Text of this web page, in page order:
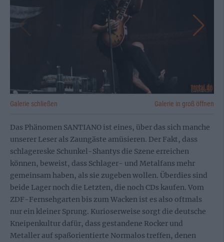
Galerie schließen Galerie in groß öffnen
Das Phänomen SANTIANO ist eines, über das sich manche
unserer Leser als Zaungäste amüsieren. Der Fakt, dass
schlagereske Schunkel-Shantys die Szene erreichen
können, beweist, dass Schlager- und Metalfans mehr
gemeinsam haben, als sie zugeben wollen. Überdies sind
beide Lager noch die Letzten, die noch CDs kaufen. Vom
ZDF-Fernsehgarten bis zum Wacken ist es also oftmals
nur ein kleiner Sprung. Kurioserweise sorgt die deutsche
Kneipenkultur dafür, dass gestandene Rocker und
Metaller auf spaßorientierte Normalos treffen, denen